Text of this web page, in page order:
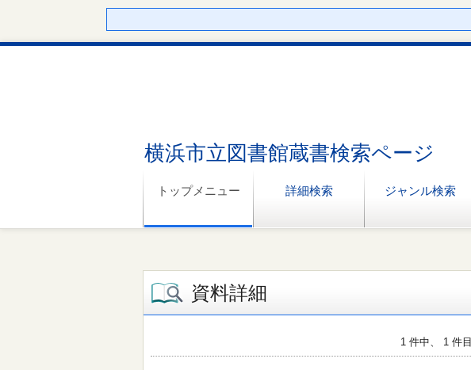
横浜市立図書館蔵書検索ページ
トップメニュー 詳細検索 ジャンル検索
資料詳細
1 件中、 1 件目